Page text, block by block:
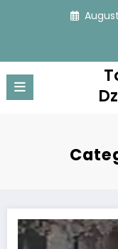
Sędzia sportowy